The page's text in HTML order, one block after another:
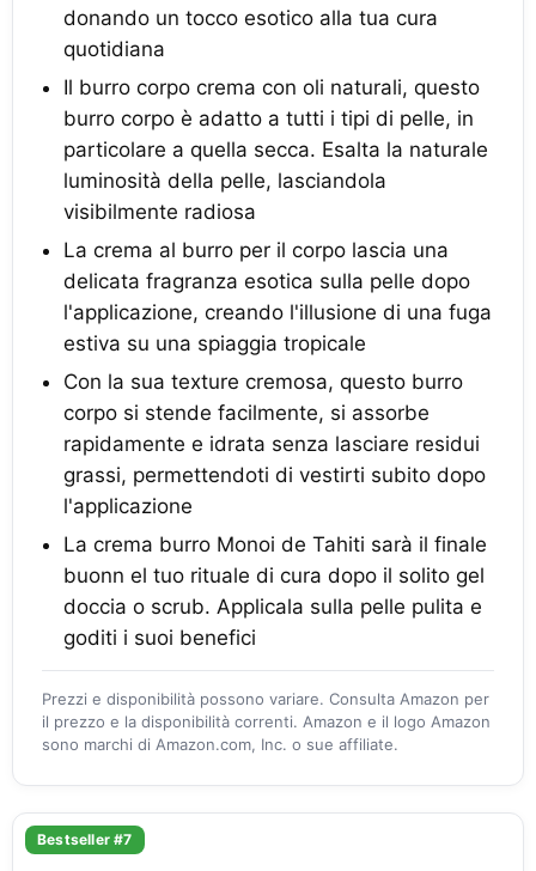
donando un tocco esotico alla tua cura
quotidiana
Il burro corpo crema con oli naturali, questo
burro corpo è adatto a tutti i tipi di pelle, in
particolare a quella secca. Esalta la naturale
luminosità della pelle, lasciandola
visibilmente radiosa
La crema al burro per il corpo lascia una
delicata fragranza esotica sulla pelle dopo
l'applicazione, creando l'illusione di una fuga
estiva su una spiaggia tropicale
Con la sua texture cremosa, questo burro
corpo si stende facilmente, si assorbe
rapidamente e idrata senza lasciare residui
grassi, permettendoti di vestirti subito dopo
l'applicazione
La crema burro Monoi de Tahiti sarà il finale
buonn el tuo rituale di cura dopo il solito gel
doccia o scrub. Applicala sulla pelle pulita e
goditi i suoi benefici
Prezzi e disponibilità possono variare. Consulta Amazon per
il prezzo e la disponibilità correnti. Amazon e il logo Amazon
sono marchi di Amazon.com, Inc. o sue affiliate.
Bestseller #7